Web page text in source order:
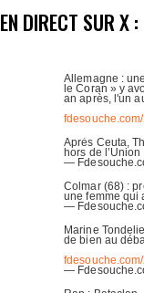
EN DIRECT SUR X :